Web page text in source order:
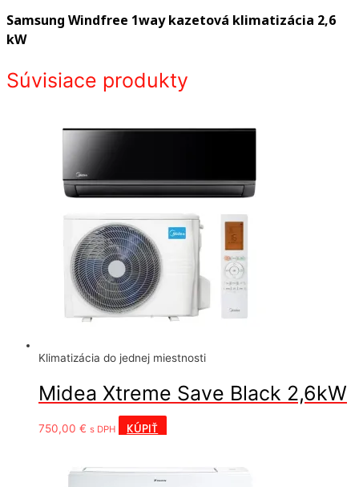
Samsung Windfree 1way kazetová klimatizácia 2,6
kW
Súvisiace produkty
Klimatizácia do jednej miestnosti
Midea Xtreme Save Black 2,6kW
750,00 € s DPH KÚPIŤ